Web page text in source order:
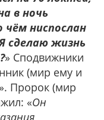
в ночь
чём ниспослан
сделаю жизнь
» Сподвижники
(мир ему и
Пророк (мир
«Он